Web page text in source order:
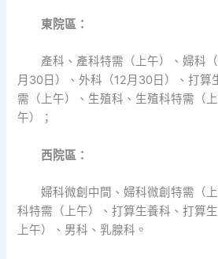
東院區：
產科、產科特需（上午）、婦科
月30日）、外科（12月30日）、打算
需（上午）、生殖科、生殖科特需（
午）；
西院區：
婦科微創中間、婦科微創特需（
科特需（上午）、打算生養科、打算
上午）、男科、乳腺科。